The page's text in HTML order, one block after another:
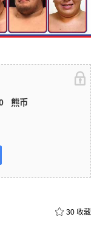
熊币
30 收藏